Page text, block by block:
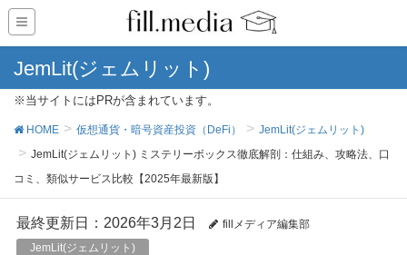
JemLit(ジェムリット)
※当サイトにはPRが含まれています。
HOME 仮想通貨・暗号資産投資（DeFi）
JemLit(ジェムリット)
JemLit(ジェムリット) ミステリーボックス徹底解剖：仕組み、攻略法、口
コミ、類似サービス比較【2025年最新版】
最終更新日：2026年3月2日
fillメディア編集部
JemLit(ジェムリット)